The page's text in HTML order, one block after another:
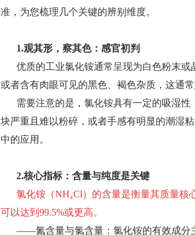
准，为您梳理几个关键的辨别维度。
1.观其形，察其色：感官初判
优质的工业氯化铵通常呈现为白色粉末
或者含有肉眼可见的黑色、褐色杂质，这通
需要注意的是，氯化铵具有一定的吸湿
块严重且难以粉碎，或者手感有明显的潮湿
中的应用。
2.核心指标：含量与纯度是关键
氯化铵（NH₄Cl）的含量是衡量其质量核
可以达到99.5%或更高。
——氮含量与氯含量：氯化铵的有效成分